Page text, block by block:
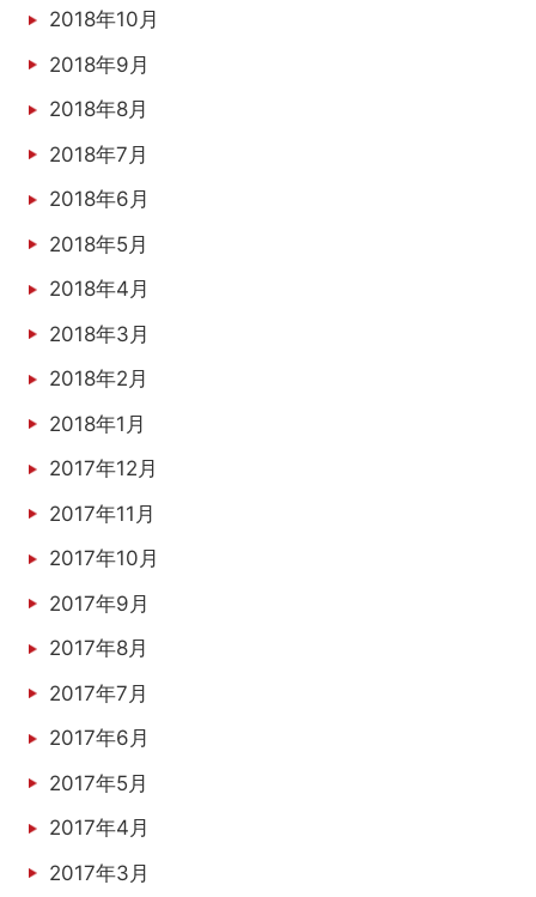
2018年10月
2018年9月
2018年8月
2018年7月
2018年6月
2018年5月
2018年4月
2018年3月
2018年2月
2018年1月
2017年12月
2017年11月
2017年10月
2017年9月
2017年8月
2017年7月
2017年6月
2017年5月
2017年4月
2017年3月